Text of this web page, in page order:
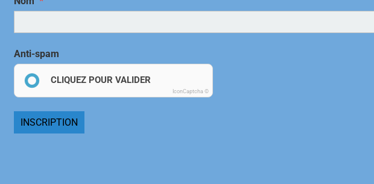
Anti-spam
CLIQUEZ POUR VALIDER
IconCaptcha ©
INSCRIPTION